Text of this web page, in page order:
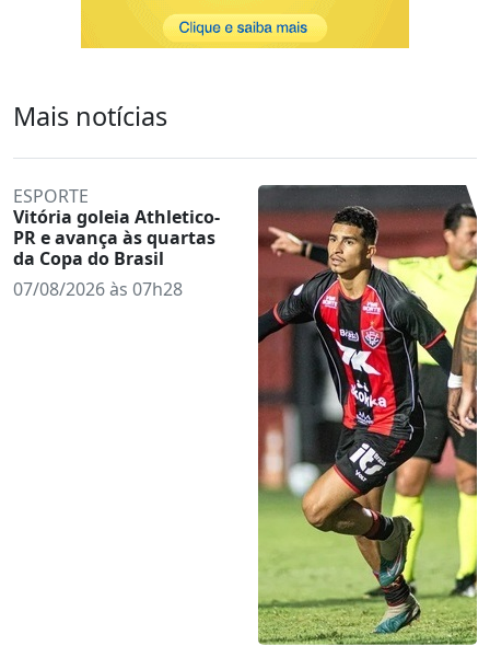
Mais notícias
ESPORTE
Vitória goleia Athletico-
PR e avança às quartas
da Copa do Brasil
07/08/2026 às 07h28